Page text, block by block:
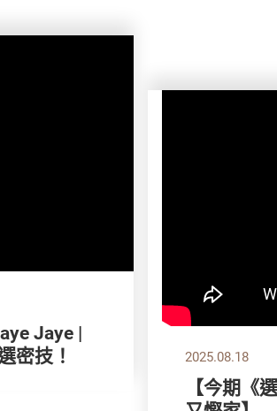
Jaye |
密技！
2025.08.18
【今期《